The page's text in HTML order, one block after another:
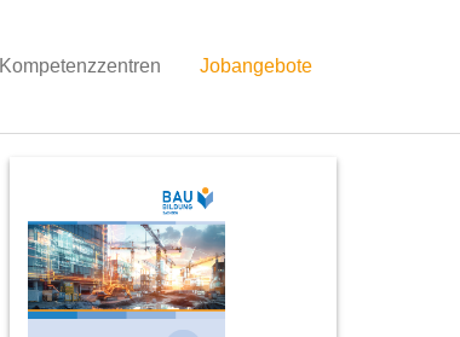
Kompetenzzentren Jobangebote